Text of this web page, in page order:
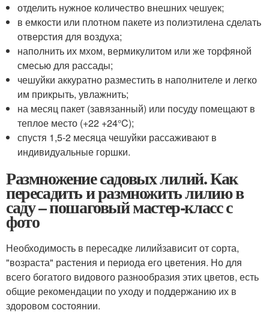
отделить нужное количество внешних чешуек;
в емкости или плотном пакете из полиэтилена сделать
отверстия для воздуха;
наполнить их мхом, вермикулитом или же торфяной
смесью для рассады;
чешуйки аккуратно разместить в наполнителе и легко
им прикрыть, увлажнить;
на месяц пакет (завязанный) или посуду помещают в
теплое место (+22 +24°C);
спустя 1,5-2 месяца чешуйки рассаживают в
индивидуальные горшки.
Размножение садовых лилий. Как
пересадить и размножить лилию в
саду – пошаговый мастер-класс с
фото
Необходимость в пересадке лилийзависит от сорта,
"возраста" растения и периода его цветения. Но для
всего богатого видового разнообразия этих цветов, есть
общие рекомендации по уходу и поддержанию их в
здоровом состоянии.